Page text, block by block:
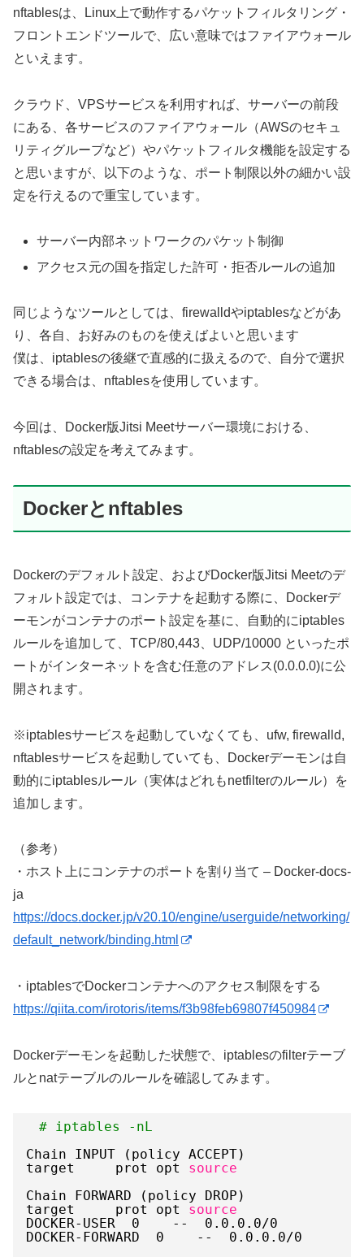
nftablesは、Linux上で動作するパケットフィルタリング・
フロントエンドツールで、広い意味ではファイアウォール
といえます。
クラウド、VPSサービスを利用すれば、サーバーの前段
にある、各サービスのファイアウォール（AWSのセキュ
リティグループなど）やパケットフィルタ機能を設定する
と思いますが、以下のような、ポート制限以外の細かい設
定を行えるので重宝しています。
サーバー内部ネットワークのパケット制御
アクセス元の国を指定した許可・拒否ルールの追加
同じようなツールとしては、firewalldやiptablesなどがあ
り、各自、お好みのものを使えばよいと思います
僕は、iptablesの後継で直感的に扱えるので、自分で選択
できる場合は、nftablesを使用しています。
今回は、Docker版Jitsi Meetサーバー環境における、
nftablesの設定を考えてみます。
Dockerとnftables
Dockerのデフォルト設定、およびDocker版Jitsi Meetのデ
フォルト設定では、コンテナを起動する際に、Dockerデ
ーモンがコンテナのポート設定を基に、自動的にiptables
ルールを追加して、TCP/80,443、UDP/10000 といったポ
ートがインターネットを含む任意のアドレス(0.0.0.0)に公
開されます。
※iptablesサービスを起動していなくても、ufw, firewalld,
nftablesサービスを起動していても、Dockerデーモンは自
動的にiptablesルール（実体はどれもnetfilterのルール）を
追加します。
（参考）
・ホスト上にコンテナのポートを割り当て – Docker-docs-
ja
https://docs.docker.jp/v20.10/engine/userguide/networking/
default_network/binding.html
・iptablesでDockerコンテナへのアクセス制限をする
https://qiita.com/irotoris/items/f3b98feb69807f450984
Dockerデーモンを起動した状態で、iptablesのfilterテーブ
ルとnatテーブルのルールを確認してみます。
# iptables -nL
Chain INPUT (policy ACCEPT)
target     prot opt source
Chain FORWARD (policy DROP)
target     prot opt source
DOCKER-USER  0    --  0.0.0.0/0
DOCKER-FORWARD  0    --  0.0.0.0/0